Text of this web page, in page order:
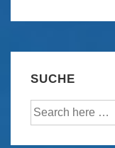
des
SUCHE
Suche